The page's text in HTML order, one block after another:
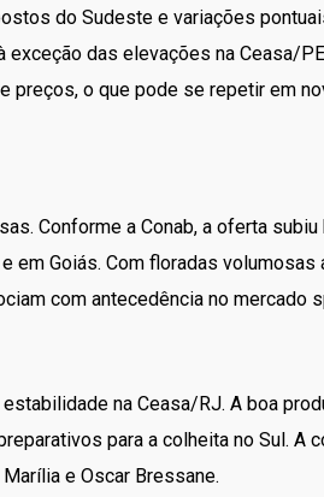
do Sudeste e variações
das elevações na Ceasa/
o que pode se repetir em
Conforme a Conab, a oferta
Goiás. Com floradas
com antecedência no mercado
na Ceasa/RJ. A boa
para a colheita no Sul. A
e Oscar Bressane.